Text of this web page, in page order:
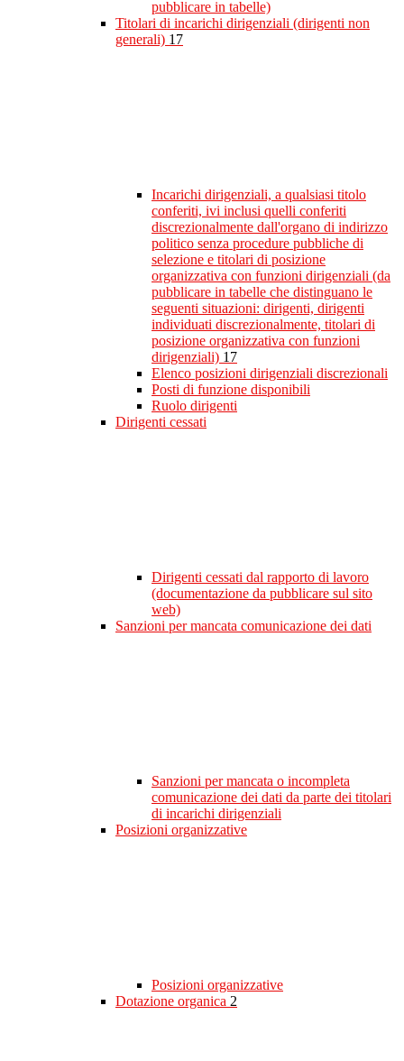
pubblicare in tabelle)
Titolari di incarichi dirigenziali (dirigenti non
generali) 17
Incarichi dirigenziali, a qualsiasi titolo
conferiti, ivi inclusi quelli conferiti
discrezionalmente dall'organo di indirizzo
politico senza procedure pubbliche di
selezione e titolari di posizione
organizzativa con funzioni dirigenziali (da
pubblicare in tabelle che distinguano le
seguenti situazioni: dirigenti, dirigenti
individuati discrezionalmente, titolari di
posizione organizzativa con funzioni
dirigenziali) 17
Elenco posizioni dirigenziali discrezionali
Posti di funzione disponibili
Ruolo dirigenti
Dirigenti cessati
Dirigenti cessati dal rapporto di lavoro
(documentazione da pubblicare sul sito
web)
Sanzioni per mancata comunicazione dei dati
Sanzioni per mancata o incompleta
comunicazione dei dati da parte dei titolari
di incarichi dirigenziali
Posizioni organizzative
Posizioni organizzative
Dotazione organica 2